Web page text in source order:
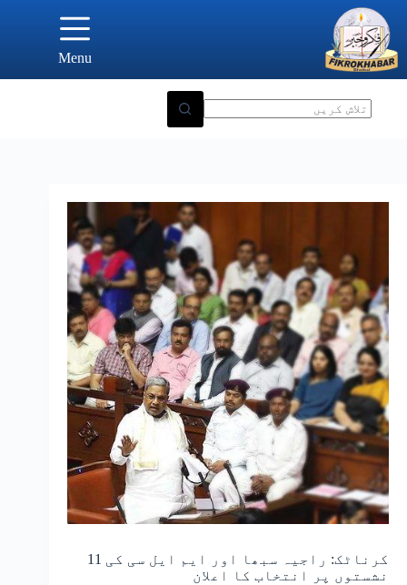
content
Menu
کرناٹک: راجیہ سبھا اور ایم ایل سی کی 11
نشستوں پر انتخاب کا اعلان